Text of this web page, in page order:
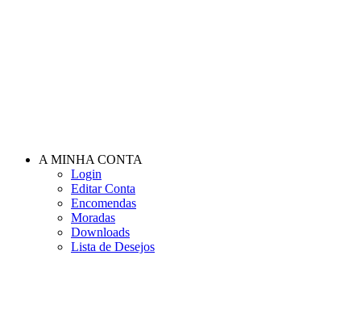
A MINHA CONTA
Login
Editar Conta
Encomendas
Moradas
Downloads
Lista de Desejos